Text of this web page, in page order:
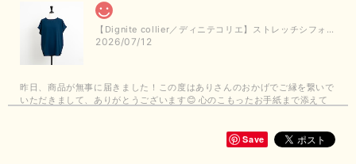
【Dignite collier／ディニテコリエ】ストレッチシフォンブラウス（ブルー）＊再入荷予定
2026/07/12
昨日、商品が無事に届きました！この度はありさんのおかげでご縁を繋いで
いただきまして、ありがとうございます😊 心のこもったお手紙まで添えて
Save